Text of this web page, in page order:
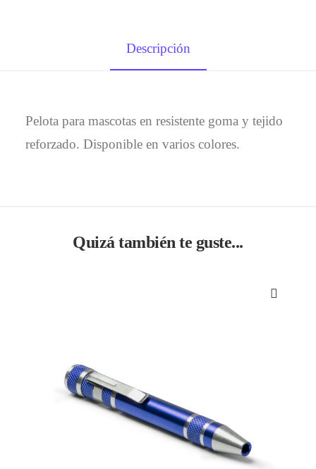
Descripción
Pelota para mascotas en resistente goma y tejido
reforzado. Disponible en varios colores.
Quizá también te guste...